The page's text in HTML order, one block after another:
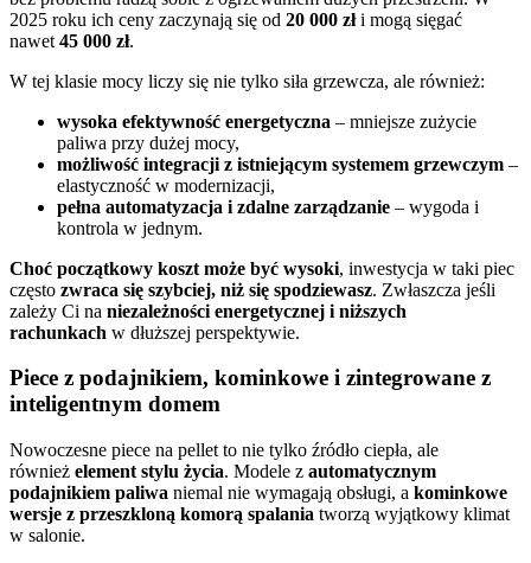
2025 roku ich ceny zaczynają się od 20 000 złi mogą sięgać
nawet 45 000 zł.
W tej klasie mocy liczy się nie tylko siła grzewcza, ale również:
wysoka efektywność energetyczna – mniejsze zużycie
paliwa przy dużej mocy,
możliwość integracji z istniejącym systemem grzewczym –
elastyczność w modernizacji,
pełna automatyzacja i zdalne zarządzanie – wygoda i
kontrola w jednym.
Choć początkowy koszt może być wysoki, inwestycja w taki piec
często zwraca się szybciej, niż się spodziewasz. Zwłaszcza jeśli
zależy Ci na niezależności energetycznej i niższych
rachunkach w dłuższej perspektywie.
Piece z podajnikiem, kominkowe i zintegrowane z
inteligentnym domem
Nowoczesne piece na pellet to nie tylko źródło ciepła, ale
również element stylu życia. Modele z automatycznym
podajnikiem paliwa niemal nie wymagają obsługi, a kominkowe
wersje z przeszkloną komorą spalania tworzą wyjątkowy klimat
w salonie.